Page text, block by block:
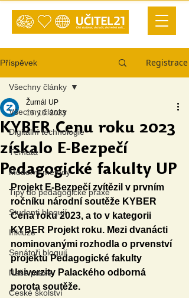
Příspěvek Registrace
Všechny články
Digitální technologie
Témata
Moderní metody
Tipy do pedagogické praxe
Studenti blogují
Inkluze
Senátoři blogují
Naše praxe
České školství
Všechny články
KYBER Cenu roku 2023
získalo E-Bezpečí
Pedagogické fakulty UP
Žurnál UP
16. 10. 2023
Projekt E-Bezpečí zvítězil v prvním
ročníku národní soutěže KYBER
Cena roku 2023, a to v kategorii
KYBER Projekt roku. Mezi dvanácti
nominovanými rozhodla o prvenství
projektu Pedagogické fakulty
Univerzity Palackého odborná
porota soutěže.